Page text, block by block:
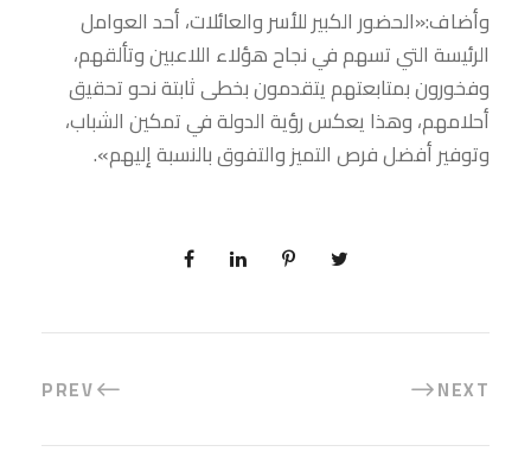
وأضاف:«الحضور الكبير للأسر والعائلات، أحد العوامل
الرئيسة التي تسهم في نجاح هؤلاء اللاعبين وتألقهم،
وفخورون بمتابعتهم يتقدمون بخطى ثابتة نحو تحقيق
أحلامهم، وهذا يعكس رؤية الدولة في تمكين الشباب،
وتوفير أفضل فرص التميز والتفوق بالنسبة إليهم».
PREV NEXT